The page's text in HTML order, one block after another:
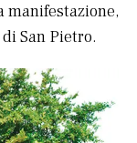
manifestazione,
San Pietro.